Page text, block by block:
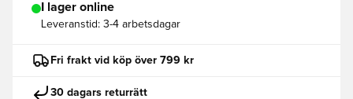
I lager online
Leveranstid: 3-4 arbetsdagar
Fri frakt vid köp över 799 kr
30 dagars returrätt